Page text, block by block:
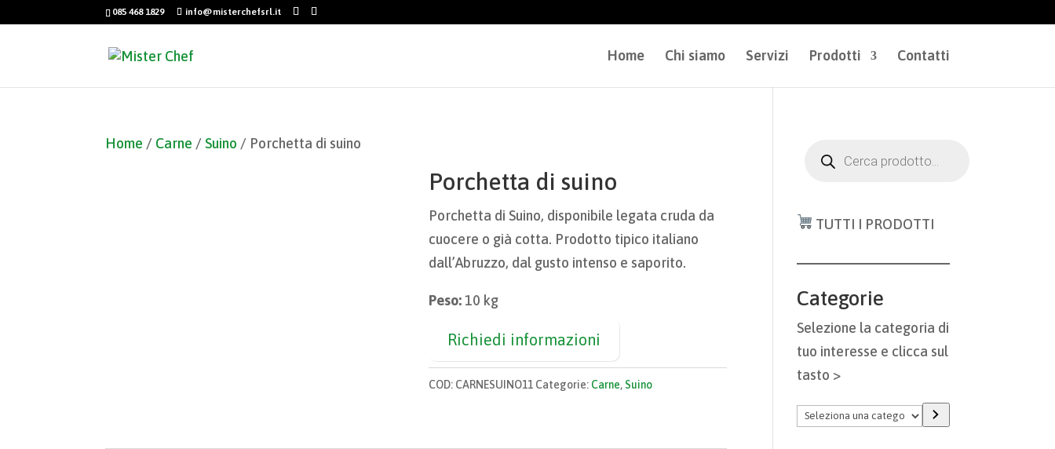
085 468 1829 info@misterchefsrl.it
Home Chi siamo Servizi Prodotti Contatti
Home / Carne /Suino / Porchetta di suino
Porchetta di suino
Porchetta di Suino, disponibile legata cruda da
cuocere o già cotta. Prodotto tipico italiano
dall’Abruzzo, dal gusto intenso e saporito.
Peso:10 kg
Richiedi informazioni
COD: CARNESUINO11 Categorie: Carne,Suino
search
TUTTI I PRODOTTI
Categorie
Selezione la categoria di
tuo interesse e clicca sul
tasto >
Seleziona